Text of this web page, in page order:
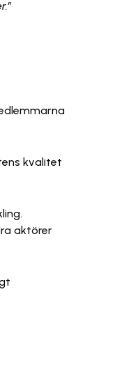
kvalitet
aktörer